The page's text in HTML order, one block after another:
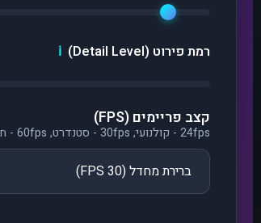
רמת פירוט (Detail Level) ℹ️
קצב פריימים (FPS)
24fps - קולנועי, 30fps - סטנדרט, 60fps - חלק במיוחד